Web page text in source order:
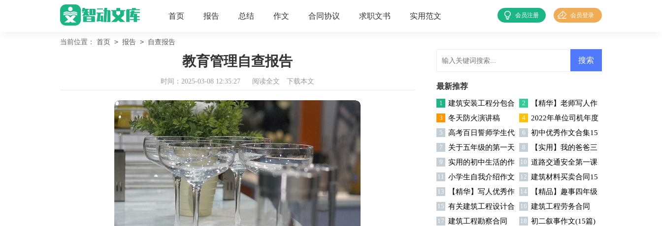
首页 报告 总结 作文 合同协议 求职文书 实用范文 会员登录
会员注册
当前位置： 首页 > 报告 > 自查报告
教育管理自查报告
时间：2025-03-08 12:35:27 阅读全文 下载本文
最新推荐
1
建筑安装工程分包合
同9篇
2
【精华】老师写人作
文集锦七篇
3 冬天防火演讲稿 4
2022年单位司机年度
个人工作总结
5
高考百日誓师学生代
表演讲稿
6
初中优秀作文合集15
篇
7
关于五年级的第一天
作文集合七篇
8
【实用】我的爸爸三
年级作文300字四篇
9
实用的初中生活的作
文集合七篇
10 道路交通安全第一课
中班教案模板（通用9
篇）
11
小学生自我介绍作文
范文
12 建筑材料买卖合同15
篇
13
【精华】写人优秀作
文300字集锦五篇
14
【精品】趣事四年级
作文集合九篇
15 有关建筑工程设计合
同
16 建筑工程劳务合同
17 建筑工程勘察合同 18 初二叙事作文(15篇)